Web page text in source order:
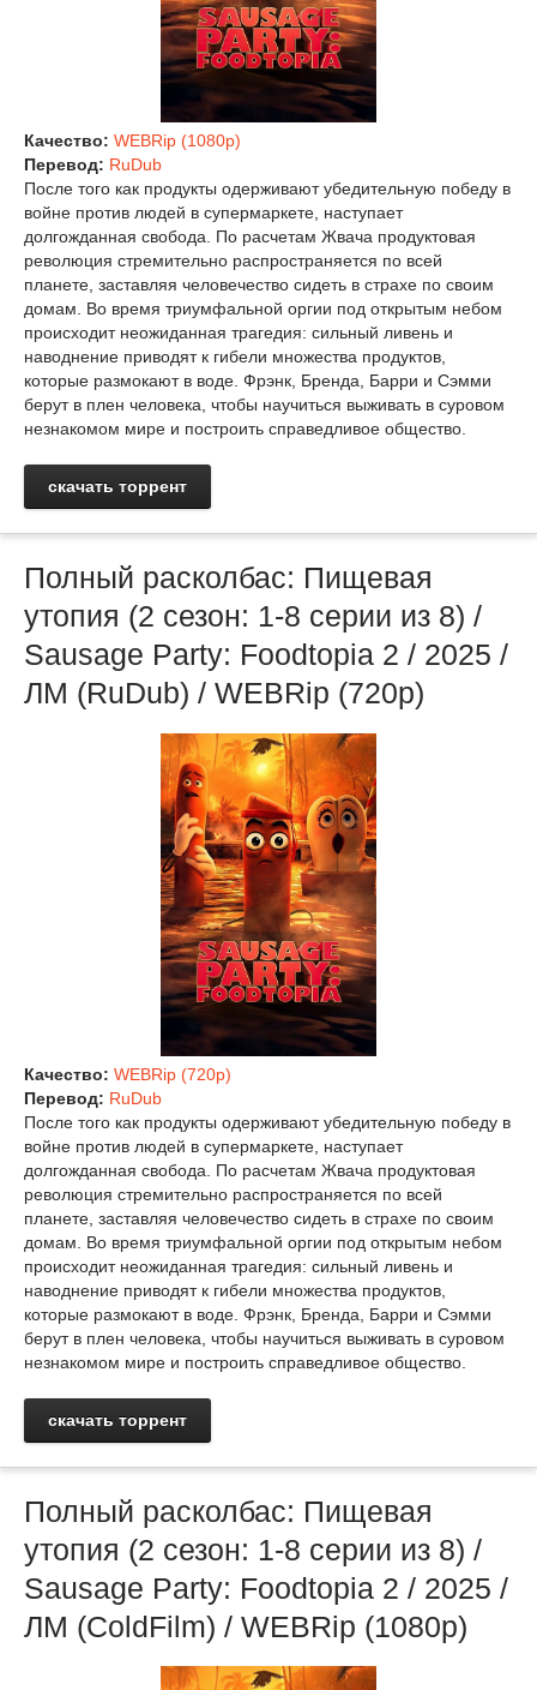
Качество: WEBRip (1080p)
Перевод: RuDub
После того как продукты одерживают убедительную победу в
войне против людей в супермаркете, наступает
долгожданная свобода. По расчетам Жвача продуктовая
революция стремительно распространяется по всей
планете, заставляя человечество сидеть в страхе по своим
домам. Во время триумфальной оргии под открытым небом
происходит неожиданная трагедия: сильный ливень и
наводнение приводят к гибели множества продуктов,
которые размокают в воде. Фрэнк, Бренда, Барри и Сэмми
берут в плен человека, чтобы научиться выживать в суровом
незнакомом мире и построить справедливое общество.
скачать торрент
Полный расколбас: Пищевая
утопия (2 сезон: 1-8 серии из 8) /
Sausage Party: Foodtopia 2 / 2025 /
ЛМ (RuDub) / WEBRip (720p)
Качество: WEBRip (720p)
Перевод: RuDub
После того как продукты одерживают убедительную победу в
войне против людей в супермаркете, наступает
долгожданная свобода. По расчетам Жвача продуктовая
революция стремительно распространяется по всей
планете, заставляя человечество сидеть в страхе по своим
домам. Во время триумфальной оргии под открытым небом
происходит неожиданная трагедия: сильный ливень и
наводнение приводят к гибели множества продуктов,
которые размокают в воде. Фрэнк, Бренда, Барри и Сэмми
берут в плен человека, чтобы научиться выживать в суровом
незнакомом мире и построить справедливое общество.
скачать торрент
Полный расколбас: Пищевая
утопия (2 сезон: 1-8 серии из 8) /
Sausage Party: Foodtopia 2 / 2025 /
ЛМ (ColdFilm) / WEBRip (1080p)